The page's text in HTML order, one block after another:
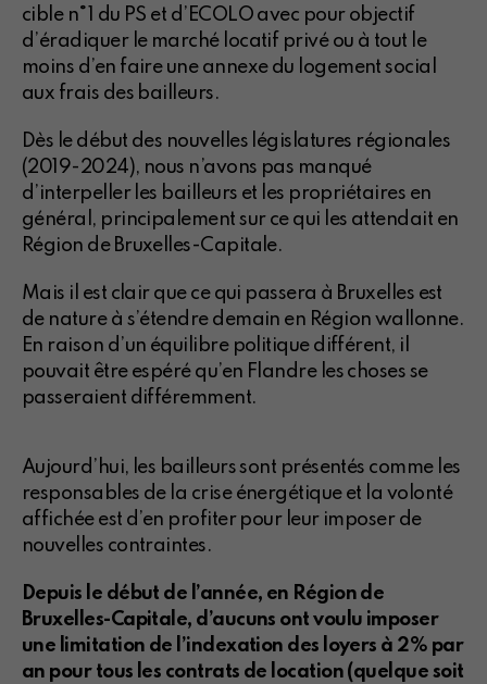
cible n°1 du PS et d’ECOLO avec pour objectif
d’éradiquer le marché locatif privé ou à tout le
moins d’en faire une annexe du logement social
aux frais des bailleurs.
Dès le début des nouvelles législatures régionales
(2019-2024), nous n’avons pas manqué
d’interpeller les bailleurs et les propriétaires en
général, principalement sur ce qui les attendait en
Région de Bruxelles-Capitale.
Mais il est clair que ce qui passera à Bruxelles est
de nature à s’étendre demain en Région wallonne.
En raison d’un équilibre politique différent, il
pouvait être espéré qu’en Flandre les choses se
passeraient différemment.
Aujourd’hui, les bailleurs sont présentés comme les
responsables de la crise énergétique et la volonté
affichée est d’en profiter pour leur imposer de
nouvelles contraintes.
Depuis le début de l’année, en Région de
Bruxelles-Capitale, d’aucuns ont voulu imposer
une limitation de l’indexation des loyers à 2% par
an pour tous les contrats de location (quelque soit